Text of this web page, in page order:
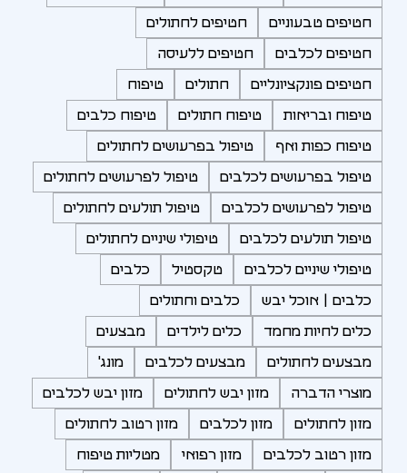
חטיפים טבעוניים חטיפים לחתולים
חטיפים לכלבים חטיפים ללעיסה
חטיפים פונקציונליים חתולים טיפוח
טיפוח ובריאות טיפוח חתולים טיפוח כלבים
טיפוח כפות ואף טיפול בפרעושים לחתולים
טיפול בפרעושים לכלבים טיפול לפרעושים לחתולים
טיפול לפרעושים לכלבים טיפול תולעים לחתולים
טיפול תולעים לכלבים טיפולי שיניים לחתולים
טיפולי שיניים לכלבים טקסטיל כלבים
כלבים | אוכל יבש כלבים וחתולים
כלים לחיות מחמד כלים לילדים מבצעים
מבצעים לחתולים מבצעים לכלבים מונג'
מוצרי הדברה מזון יבש לחתולים מזון יבש לכלבים
מזון לחתולים מזון לכלבים מזון רטוב לחתולים
מזון רטוב לכלבים מזון רפואי מטליות טיפוח